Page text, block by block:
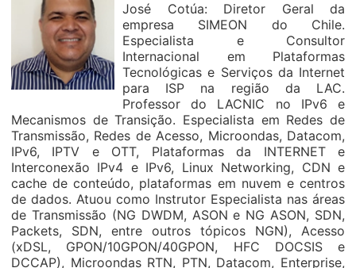
José Cotúa: Diretor Geral da
empresa SIMEON do Chile.
Especialista e Consultor
Internacional em Plataformas
Tecnológicas e Serviços da Internet
para ISP na região da LAC.
Professor do LACNIC no IPv6 e
Mecanismos de Transição. Especialista em Redes de
Transmissão, Redes de Acesso, Microondas, Datacom,
IPv6, IPTV e OTT, Plataformas da INTERNET e
Interconexão IPv4 e IPv6, Linux Networking, CDN e
cache de conteúdo, plataformas em nuvem e centros
de dados. Atuou como Instrutor Especialista nas áreas
de Transmissão (NG DWDM, ASON e NG ASON, SDN,
Packets, SDN, entre outros tópicos NGN), Acesso
(xDSL, GPON/10GPON/40GPON, HFC DOCSIS e
DCCAP), Microondas RTN, PTN, Datacom, Enterprise,